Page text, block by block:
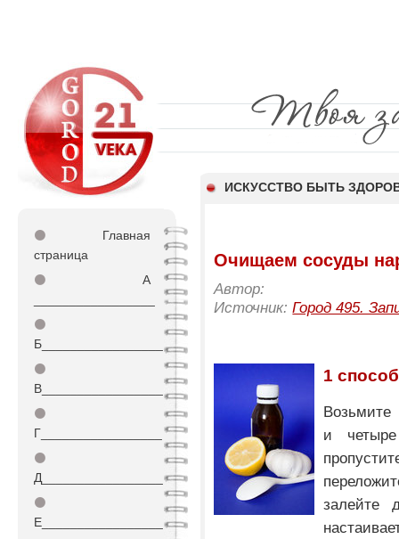
ИСКУССТВО БЫТЬ
⚫
Главная
страница
⚫
А
⚫
Б_________________
⚫
В_________________
⚫
Г_________________
⚫
Д_________________
⚫
Е_________________
Очищаем сосуды
Автор:
Источник:Город 495.
1 способ
Возьмите
и
залейте